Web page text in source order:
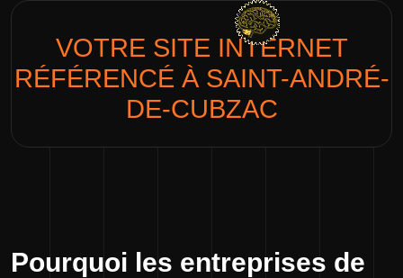
VOTRE SITE INTERNET
RÉFÉRENCÉ À SAINT-ANDRÉ-
DE-CUBZAC
Pourquoi les entreprises de